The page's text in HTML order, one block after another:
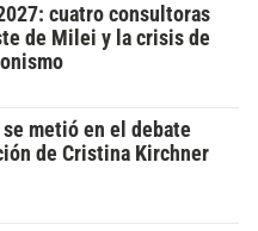
cuatro consultoras
de Milei y la crisis de
metió en el debate
de Cristina Kirchner